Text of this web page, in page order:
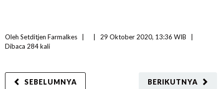
Oleh Setditjen Farmalkes 29 Oktober 2020, 13:36 WIB
Dibaca 284 kali
BERIKUTNYA
SEBELUMNYA